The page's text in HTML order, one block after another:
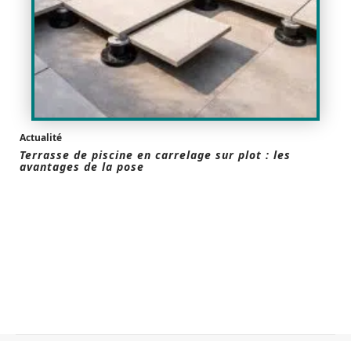
Actualité
Terrasse de piscine en carrelage sur plot : les
avantages de la pose